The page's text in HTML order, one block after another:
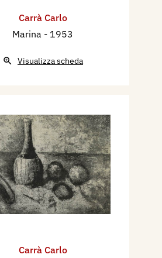
Carrà Carlo
Marina - 1953
Visualizza scheda
Carrà Carlo